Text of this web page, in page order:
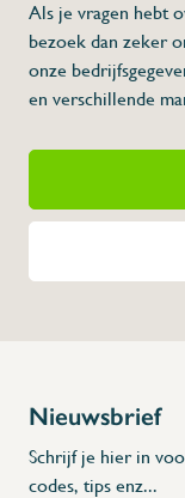
Als je vragen hebt
bezoek dan zeker
onze
en verschillende
Nieuwsbrief
Schrijf je hier in
codes, tips enz...